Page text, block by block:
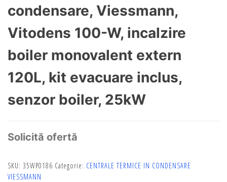
condensare, Viessmann,
Vitodens 100-W, incalzire
boiler monovalent extern
120L, kit evacuare inclus,
senzor boiler, 25kW
Solicită ofertă
SKU: 35WP0186 Categorie: CENTRALE TERMICE IN CONDENSARE
VIESSMANN